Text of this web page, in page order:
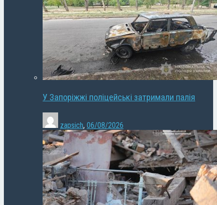
У Запоріжжі поліцейські затримали палія
zapsich, 06/08/2026